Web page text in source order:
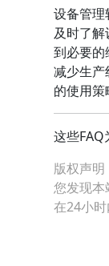
设备管
及时了
到必要
减少生
的使用策
这些FAQ
版权声
您发现
在24小时